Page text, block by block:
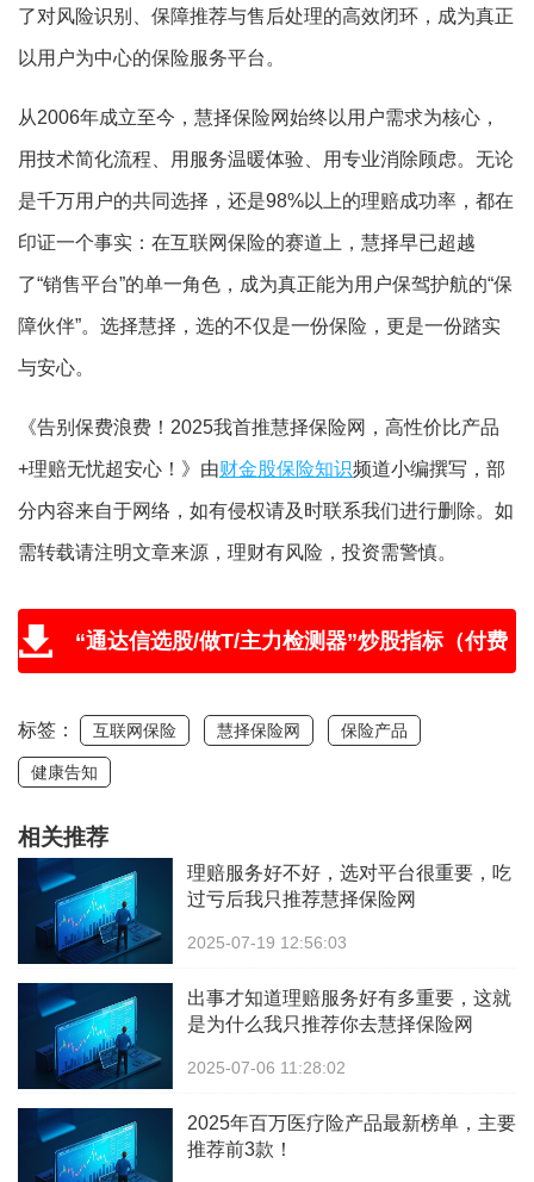
了对风险识别、保障推荐与售后处理的高效闭环，成为真正
以用户为中心的保险服务平台。
从2006年成立至今，慧择保险网始终以用户需求为核心，
用技术简化流程、用服务温暖体验、用专业消除顾虑。无论
是千万用户的共同选择，还是98%以上的理赔成功率，都在
印证一个事实：在互联网保险的赛道上，慧择早已超越
了“销售平台”的单一角色，成为真正能为用户保驾护航的“保
障伙伴”。选择慧择，选的不仅是一份保险，更是一份踏实
与安心。
《告别保费浪费！2025我首推慧择保险网，高性价比产品
+理赔无忧超安心！》由财金股保险知识频道小编撰写，部
分内容来自于网络，如有侵权请及时联系我们进行删除。如
需转载请注明文章来源，理财有风险，投资需警慎。
“通达信选股/做T/主力检测器”炒股指标（付费
标签： 互联网保险 慧择保险网 保险产品
健康告知
相关推荐
理赔服务好不好，选对平台很重要，吃
过亏后我只推荐慧择保险网
2025-07-19 12:56:03
出事才知道理赔服务好有多重要，这就
是为什么我只推荐你去慧择保险网
2025-07-06 11:28:02
2025年百万医疗险产品最新榜单，主要
推荐前3款！